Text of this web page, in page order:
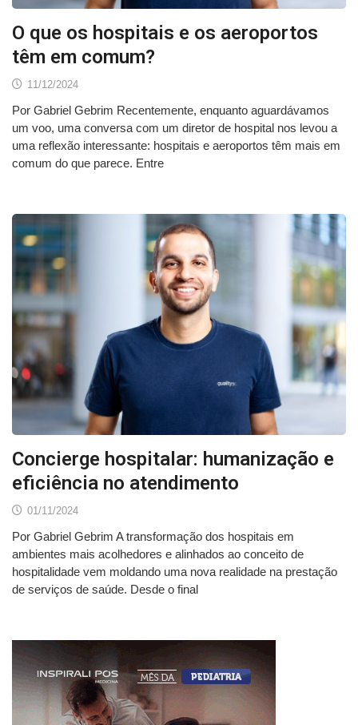
O que os hospitais e os aeroportos
têm em comum?
11/12/2024
Por Gabriel Gebrim Recentemente, enquanto aguardávamos
um voo, uma conversa com um diretor de hospital nos levou a
uma reflexão interessante: hospitais e aeroportos têm mais em
comum do que parece. Entre
Concierge hospitalar: humanização e
eficiência no atendimento
01/11/2024
Por Gabriel Gebrim A transformação dos hospitais em
ambientes mais acolhedores e alinhados ao conceito de
hospitalidade vem moldando uma nova realidade na prestação
de serviços de saúde. Desde o final